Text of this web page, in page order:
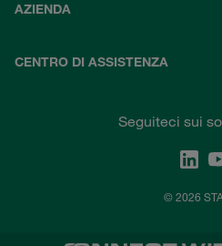
AZIENDA
CENTRO DI ASSISTENZA
Seguiteci sui
© 2026